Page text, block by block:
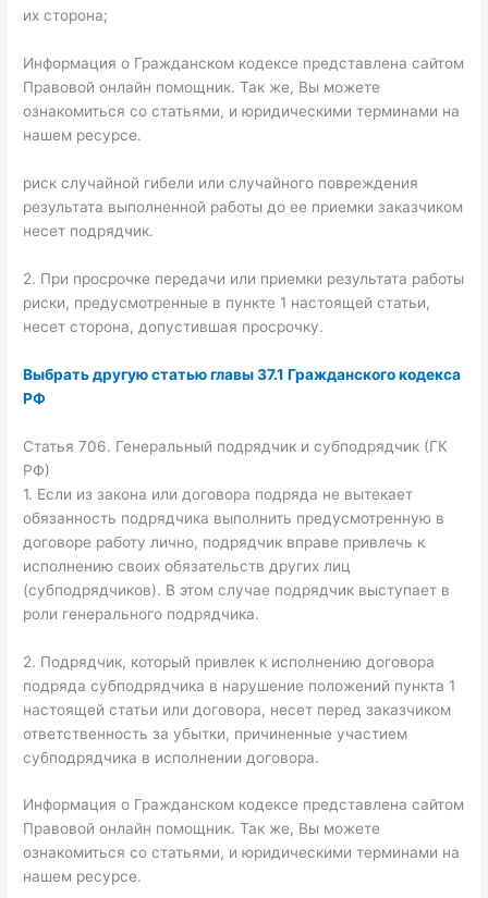
их сторона;
Информация о Гражданском кодексе представлена сайтом
Правовой онлайн помощник. Так же, Вы можете
ознакомиться со статьями, и юридическими терминами на
нашем ресурсе.
риск случайной гибели или случайного повреждения
результата выполненной работы до ее приемки заказчиком
несет подрядчик.
2. При просрочке передачи или приемки результата работы
риски, предусмотренные в пункте 1 настоящей статьи,
несет сторона, допустившая просрочку.
Выбрать другую статью главы 37.1 Гражданского кодекса
РФ
Статья 706. Генеральный подрядчик и субподрядчик (ГК
РФ)
1. Если из закона или договора подряда не вытекает
обязанность подрядчика выполнить предусмотренную в
договоре работу лично, подрядчик вправе привлечь к
исполнению своих обязательств других лиц
(субподрядчиков). В этом случае подрядчик выступает в
роли генерального подрядчика.
2. Подрядчик, который привлек к исполнению договора
подряда субподрядчика в нарушение положений пункта 1
настоящей статьи или договора, несет перед заказчиком
ответственность за убытки, причиненные участием
субподрядчика в исполнении договора.
Информация о Гражданском кодексе представлена сайтом
Правовой онлайн помощник. Так же, Вы можете
ознакомиться со статьями, и юридическими терминами на
нашем ресурсе.